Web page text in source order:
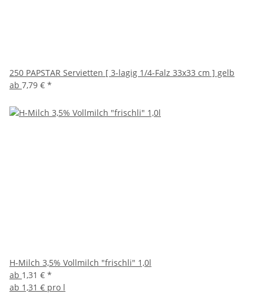
250 PAPSTAR Servietten [ 3-lagig 1/4-Falz 33x33 cm ] gelb
ab 7,79 € *
H-Milch 3,5% Vollmilch "frischli" 1,0l
ab 1,31 € *
ab 1,31 € pro l